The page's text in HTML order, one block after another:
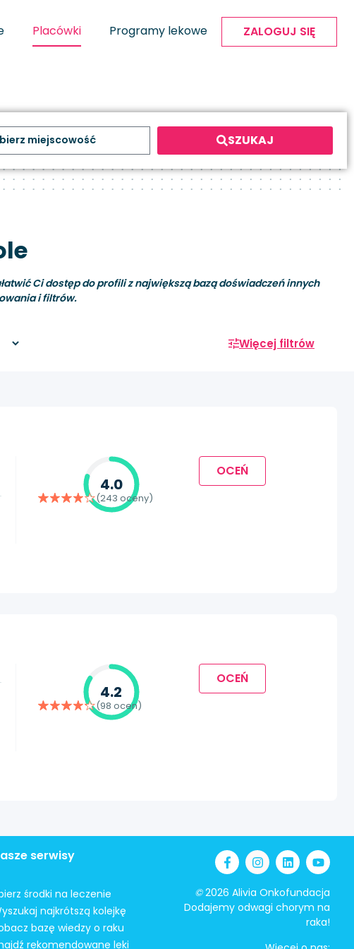
Placówki Programy lekowe ZALOGUJ SIĘ
SZUKAJ
Ci dostęp do profili z największą bazą doświadczeń innych
i filtrów.
Więcej filtrów
4.0
(243 oceny)
OCEŃ
4.2
(98 ocen)
OCEŃ
serwisy
środki na leczenie
najkrótszą kolejkę
bazę wiedzy o raku
rekomendowane leki
©2026 Alivia Onkofundacja
Dodajemy odwagi chorym na
raka!